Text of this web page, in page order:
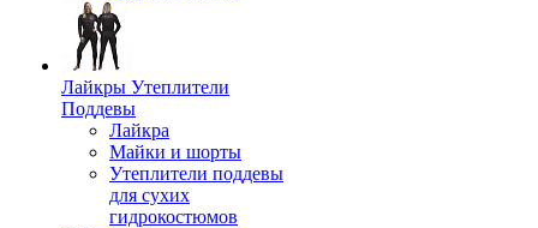
Лайкры Утеплители
Поддевы
Лайкра
Майки и шорты
Утеплители поддевы
для сухих
гидрокостюмов